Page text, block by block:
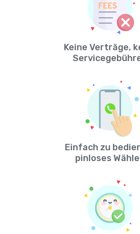
Keine Verträge,
Einfach zu
pinloses